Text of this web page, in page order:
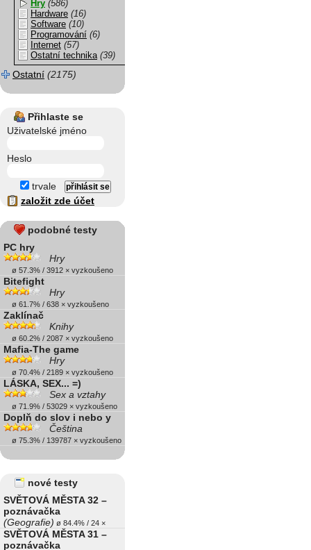
Hry (586)
Hardware (16)
Software (10)
Programování (6)
Internet (57)
Ostatní technika (39)
Ostatní (2175)
Přihlaste se
Uživatelské jméno
Heslo
trvale
založit zde účet
podobné testy
PC hry
Hry
ø 57.3% / 3912 × vyzkoušeno
Bitefight
Hry
ø 61.7% / 638 × vyzkoušeno
Zaklínač
Knihy
ø 60.2% / 2087 × vyzkoušeno
Mafia-The game
Hry
ø 70.4% / 2189 × vyzkoušeno
LÁSKA, SEX... =)
Sex a vztahy
ø 71.9% / 53029 × vyzkoušeno
Doplň do slov i nebo y
Čeština
ø 75.3% / 139787 × vyzkoušeno
nové testy
SVĚTOVÁ MĚSTA 32 –
poznávačka
(Geografie) ø 84.4% / 24 ×
SVĚTOVÁ MĚSTA 31 –
poznávačka